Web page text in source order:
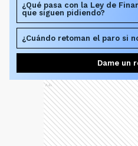
¿Qué pasa con la Ley de
que siguen pidiendo?
¿Cuándo retoman el paro si
Dame un
Ads